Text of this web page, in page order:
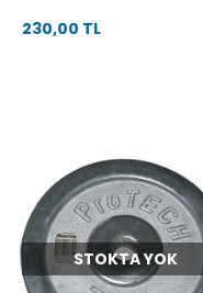
230,00 TL
STOKTA YOK